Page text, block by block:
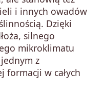
i innych owadów
Dzięki
silnego
mikroklimatu
z
formacji w całych